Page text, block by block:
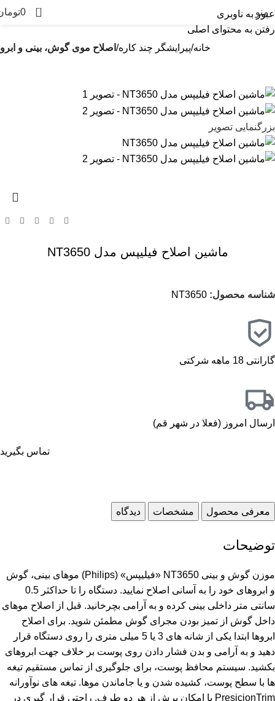
عبور به ناوبری
رفتن به محتوای اصلی
منو 0
0
خانه پیرایشگر چند کاره اصلاح موی گوش، بینی و ابرو
بزرگنمایی تصویر
ماشین اصلاح فیلیپس مدل NT3650
شناسه محصول: NT3650
گارانتی 18 ماهه شرکتی
ارسال امروز (فعلا در شهر قم)
تماس بگیرید
معرفی محصول مشخصات دیدگاه
توضیحات
موزن گوش و بینی NT3650 «فیلیپس» (Philips) موهای بینی، گوش
و ابروهای خود را به آسانی اصلاح نمایید. دستگاه را تا حداکثر 0.5
سانتی متر داخلی بینی کرده و به آرامی بچرخانید. قبل از اصلاح موهای
داخل گوش از تمیز بودن مجرای گوش مطمئن شوید. برای اصلاح
ابروها ابتدا یکی از شانه های 3 یا 5 میلی متری را روی دستگاه قرار
دهید و به آرامی و بدن فشار دادن روی پوست بر خلاف جهت ابروهای
بکشید. سیستم محافظ پوست، برای جلوگیری از تماس مستقیم تیغه
ها با سطح پوست، کشیده شدن و یا جاماندن موها. تیغه های نوآورانه
PresicionTrim با امکان برش از هر دو طرف. راحتی قرار گیری در